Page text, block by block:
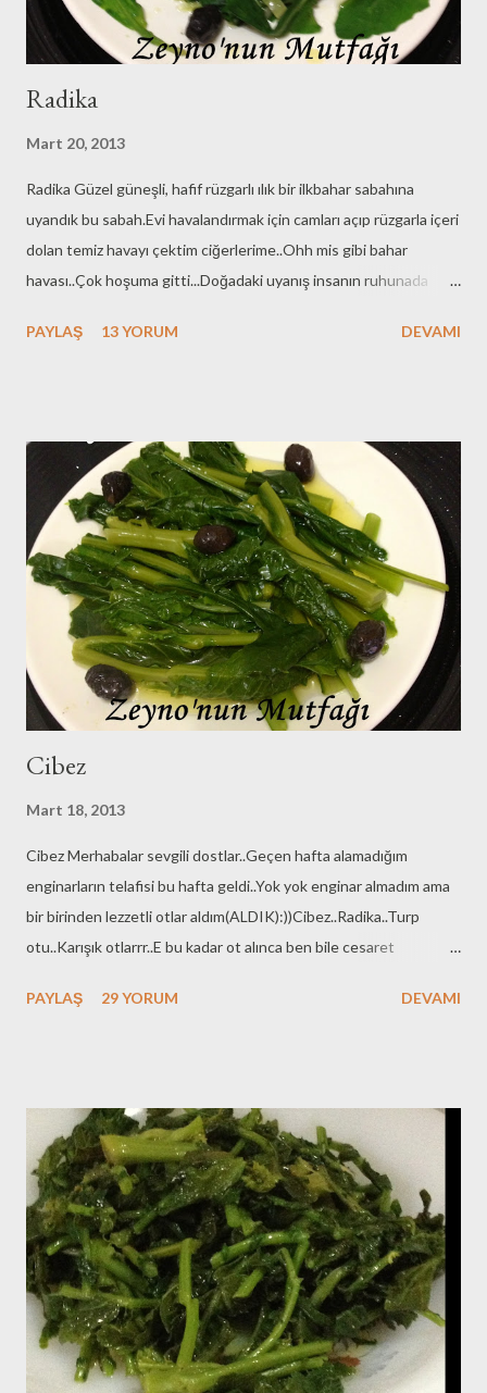
kavuralım ha...
Radika
Mart 20, 2013
Radika Güzel güneşli, hafif rüzgarlı ılık bir ilkbahar sabahına
uyandık bu sabah.Evi havalandırmak için camları açıp rüzgarla içeri
dolan temiz havayı çektim ciğerlerime..Ohh mis gibi bahar
havası..Çok hoşuma gitti...Doğadaki uyanış insanın ruhunada
kilolardan kurtulmak..Yeni bir şeyler yapmak , görmediğini görmek
hangi parfümde var Allah aşkına??Üzerimizdeki kalın
kıyafetlerden kurtulduğumuz gibi bize ağırlık yapan herşeyden
de arınma mevsimi..Seviyorum İlkbaharı diğer mevsimleri de
sevdiğim gibi..Ama kışın daha uzun olmasındanmıdır bilmem bahar
mevsimi bir başka keyiflendiriyor beni.. Bu keyfimin yansıması
belkide bu enginar sevdası..Bakla aşkı..Ot tutkusu..Kimbilir..Ama
keşke bu konuda ev halkıda benim gibi düşünsele...
PAYLAŞ 13 YORUM DEVAMI
Cibez
Mart 18, 2013
Cibez Merhabalar sevgili dostlar..Geçen hafta alamadığım
enginarların telafisi bu hafta geldi..Yok yok enginar almadım ama
bir birinden lezzetli otlar aldım(ALDIK):))Cibez..Radika..Turp
otu..Karışık otlarrr..E bu kadar ot alınca ben bile cesaret
..Hepsini sevgiyle kucaklayıverdim..Hepsini bir anda yapayım
otları..Baklayı..Enginarları..Zeytinyağlılarıı..Sağolsun
babanişkomuz(Kayınvalide lafını hiç sevmez bende o sebepten
babanişko diyorum , anlayınız diye efendimm..)Sayesinde
öğrendim ve öğrenmeye devam ediyorum..Görün bakın nasıl
sevinmiş Zeynocuk bir solukta anlatıverdi hemen:))Şimdi Cibezle
başlayalım tariflerimize..Turp otunu daha önce vermiştim
zaten..radikayı da ileleyen günlerde vereceğim..Azıcık sabır
canlarım..Hadi tarifimize geçelim.. Cibez MALZEME...
PAYLAŞ 29 YORUM DEVAMI